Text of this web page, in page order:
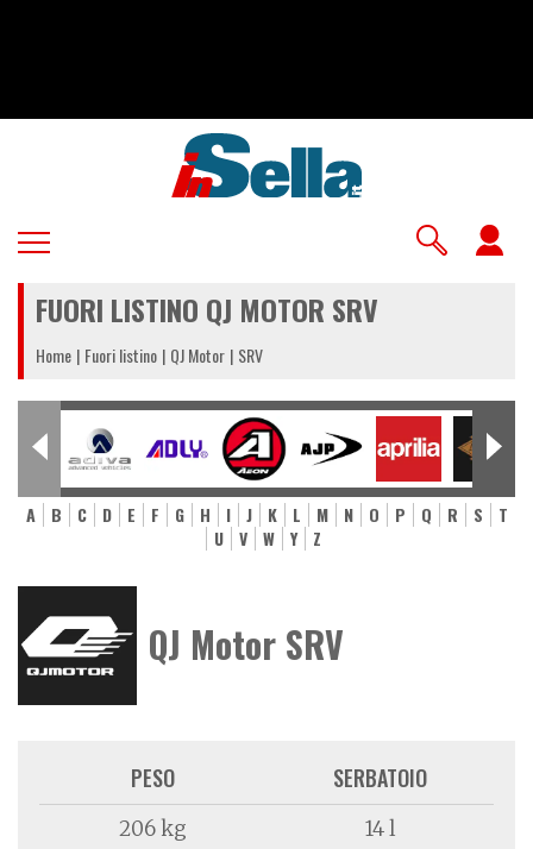
FUORI LISTINO QJ MOTOR SRV
Home Fuori listino QJ Motor SRV
A B C D E F G H I J K L M N O P Q R S
T
U
V W Y Z
QJ Motor SRV
PESO
206 kg
SERBATOIO
14 l